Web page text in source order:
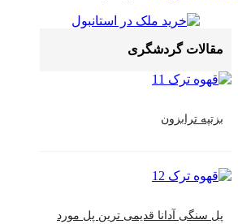
مقالات گردشگری
بزتپه ترابزون
پل سنگی آدانا قدیمی ترین پل مورد